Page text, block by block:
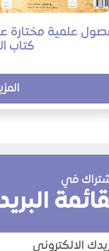
علمية مختارة
كتاب
في